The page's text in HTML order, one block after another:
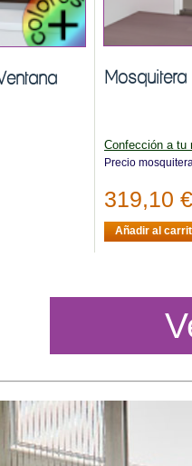
Mosquitera
Confección a tu
Precio
319,10 €
Añadir al